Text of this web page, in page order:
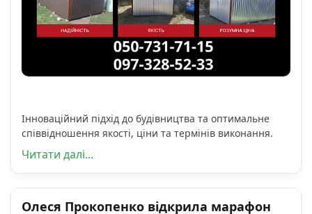
Інноваційний підхід до будівництва та оптимальне
співвідношення якості, ціни та термінів виконання.
Читати далі...
Олеся Прокопенко відкрила марафон